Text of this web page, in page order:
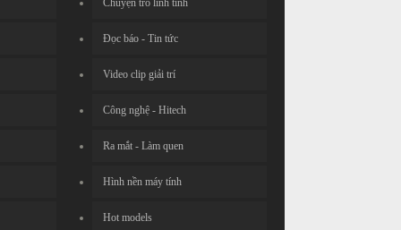
Chuyện trò linh tinh
Đọc báo - Tin tức
Video clip giải trí
Công nghệ - Hitech
Ra mắt - Làm quen
Hình nền máy tính
Hot models